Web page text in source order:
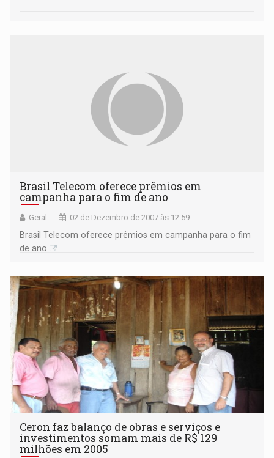
Brasil Telecom oferece prêmios em
campanha para o fim de ano
Geral 02 de Dezembro de 2007 às 12:59
Brasil Telecom oferece prêmios em campanha para o fim
de ano
Ceron faz balanço de obras e serviços e
investimentos somam mais de R$ 129
milhões em 2005